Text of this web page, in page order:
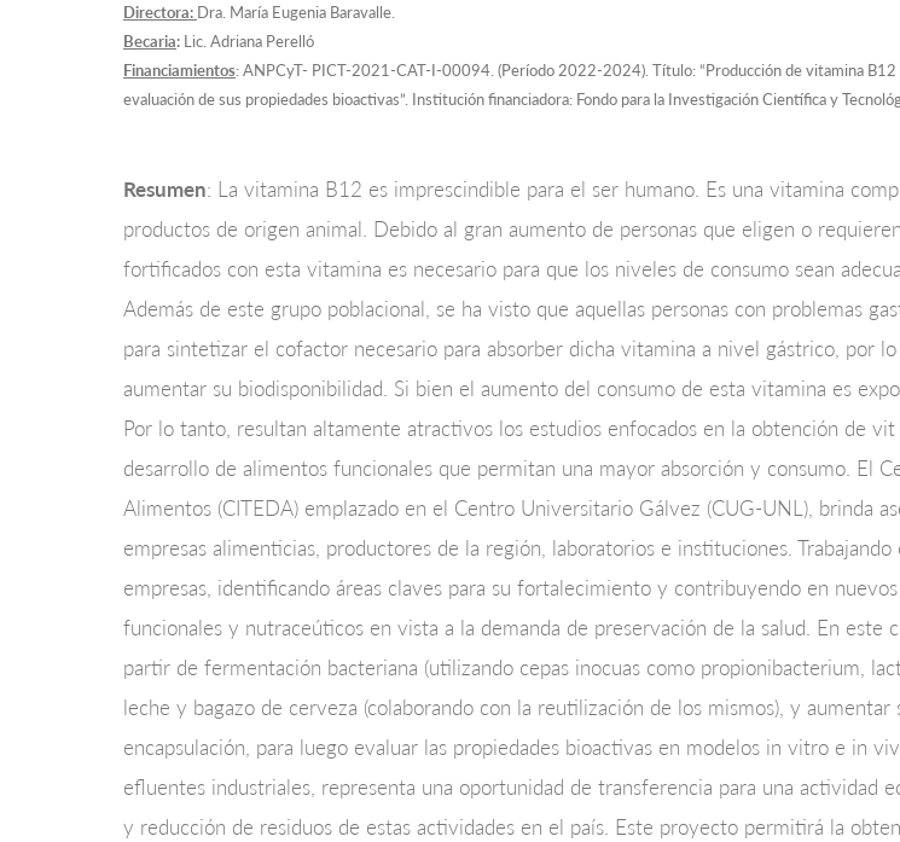
Directora: Dra. María Eugenia Baravalle.
Becaria: Lic. Adriana Perelló
Financiamientos: ANPCyT- PICT-2021-CAT-I-00094. (Período 2022-2024). Título: “Producción de vitamina
evaluación de sus propiedades bioactivas”. Institución financiadora: Fondo para la Investigación Científica y
Resumen: La vitamina B12 es imprescindible para el ser humano. Es una vitamina
productos de origen animal. Debido al gran aumento de personas que eligen o
fortificados con esta vitamina es necesario para que los niveles de consumo sean
Además de este grupo poblacional, se ha visto que aquellas personas con problemas
para sintetizar el cofactor necesario para absorber dicha vitamina a nivel gástrico, por
aumentar su biodisponibilidad. Si bien el aumento del consumo de esta vitamina es
Por lo tanto, resultan altamente atractivos los estudios enfocados en la obtención de
desarrollo de alimentos funcionales que permitan una mayor absorción y consumo. El
Alimentos (CITEDA) emplazado en el Centro Universitario Gálvez (CUG-UNL), brinda
empresas alimenticias, productores de la región, laboratorios e instituciones.
empresas, identificando áreas claves para su fortalecimiento y contribuyendo en
funcionales y nutraceúticos en vista a la demanda de preservación de la salud. En
partir de fermentación bacteriana (utilizando cepas inocuas como propionibacterium,
leche y bagazo de cerveza (colaborando con la reutilización de los mismos), y
encapsulación, para luego evaluar las propiedades bioactivas en modelos in vitro e in
efluentes industriales, representa una oportunidad de transferencia para una actividad
y reducción de residuos de estas actividades en el país. Este proyecto permitirá la